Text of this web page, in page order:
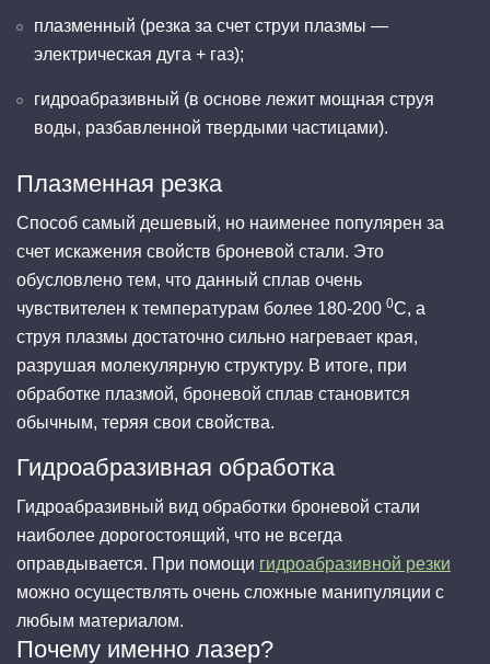
плазменный (резка за счет струи плазмы —
электрическая дуга + газ);
гидроабразивный (в основе лежит мощная струя
воды, разбавленной твердыми частицами).
Плазменная резка
Способ самый дешевый, но наименее популярен за
счет искажения свойств броневой стали. Это
обусловлено тем, что данный сплав очень
чувствителен к температурам более 180-200 0С, а
струя плазмы достаточно сильно нагревает края,
разрушая молекулярную структуру. В итоге, при
обработке плазмой, броневой сплав становится
обычным, теряя свои свойства.
Гидроабразивная обработка
Гидроабразивный вид обработки броневой стали
наиболее дорогостоящий, что не всегда
оправдывается. При помощи гидроабразивной резки
можно осуществлять очень сложные манипуляции с
любым материалом.
Почему именно лазер?